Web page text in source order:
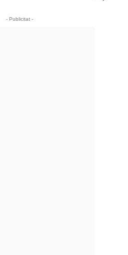
- Publicitat -